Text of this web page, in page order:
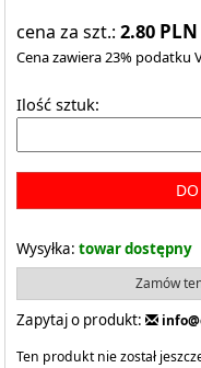
cena za szt.:2.80 PLN
Cena zawiera 23% podatku
Ilość sztuk:
Wysyłka: towar dostępny
Zamów
Zapytaj o produkt:
Ten produkt nie został